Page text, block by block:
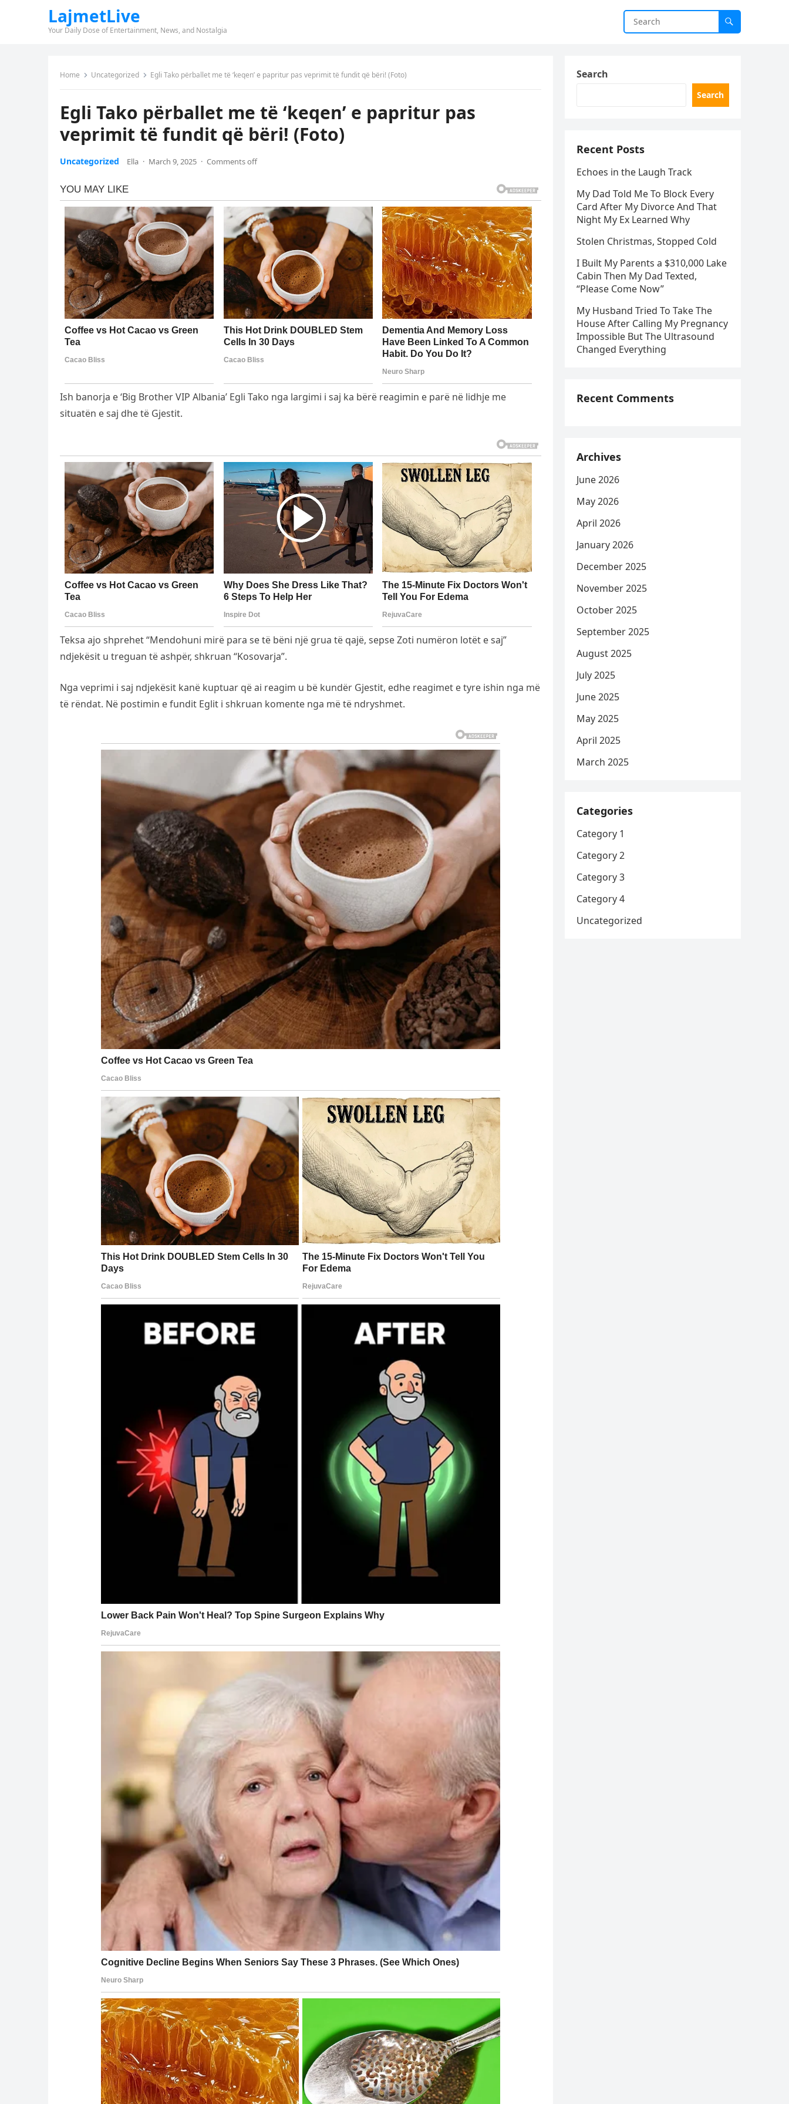
LajmetLive
Your Daily Dose of Entertainment, News, and Nostalgia
Home Uncategorized Egli Tako përballet me të ‘keqen’ e papritur pas veprimit të fundit që bëri! (Foto)
Egli Tako përballet me të ‘keqen’ e papritur pas
veprimit të fundit që bëri! (Foto)
Uncategorized Ella · March 9, 2025 · Comments off
Ish banorja e ‘Big Brother VIP Albania’ Egli Tako nga largimi i saj ka bërë reagimin e parë në lidhje me
situatën e saj dhe të Gjestit.
Teksa ajo shprehet “Mendohuni mirë para se të bëni një grua të qajë, sepse Zoti numëron lotët e saj”
ndjekësit u treguan të ashpër, shkruan “Kosovarja”.
Nga veprimi i saj ndjekësit kanë kuptuar që ai reagim u bë kundër Gjestit, edhe reagimet e tyre ishin nga më
të rëndat. Në postimin e fundit Eglit i shkruan komente nga më të ndryshmet.
Search
Search
Recent Posts
Echoes in the Laugh Track
My Dad Told Me To Block Every
Card After My Divorce And That
Night My Ex Learned Why
Stolen Christmas, Stopped Cold
I Built My Parents a $310,000 Lake
Cabin Then My Dad Texted,
“Please Come Now”
My Husband Tried To Take The
House After Calling My Pregnancy
Impossible But The Ultrasound
Changed Everything
Recent Comments
Archives
June 2026
May 2026
April 2026
January 2026
December 2025
November 2025
October 2025
September 2025
August 2025
July 2025
June 2025
May 2025
April 2025
March 2025
Categories
Category 1
Category 2
Category 3
Category 4
Uncategorized